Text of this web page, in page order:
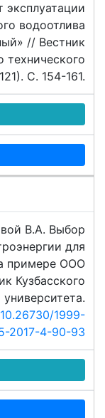
водоотлива
// Вестник
технического
C. 154-161.
В.А. Выбор
для
примере ООО
Кузбасского
университета.
10.26730/1999-
2017-4-90-93